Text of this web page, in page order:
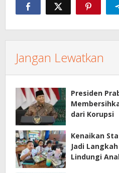
Jangan Lewatkan
Presiden
dari Korupsi
Kenaikan
Jadi
Lindungi